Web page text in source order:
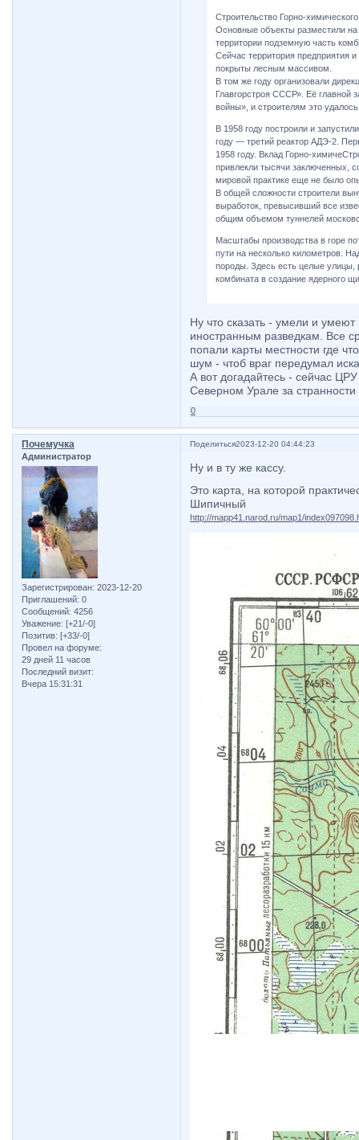
Строительство Горно-
Основные объекты разместили
территории подземную часть
Сейчас территория предприятия
покрыты лесным массивом.
В том же году организовали
Главгорстроя СССР». Её главной
войны», и строителям это
В 1958 году построили и
году — третий реактор АДЭ-2.
1958 году. Вклад Горно-
привлекли тысячи заключенных,
мировой практике еще не было
В общей сложности строители
выработок, превысивший все
общим объемом туннелей
Масштабы производства в горе
пути на несколько километров.
породы. Здесь есть целые улицы,
комбината в создание ядерного
Ну что сказать - умели и
иностранным разведкам. Все
попали карты местности где
шум - чтоб враг передумал
А вот догадайтесь - сейчас
Северном Урале за
0
Поделиться2023-12-20 04:44:23
Почемучка
Администратор
Зарегистрирован: 2023-12-20
Приглашений: 0
Сообщений: 4256
Уважение: [+21/-0]
Позитив: [+33/-0]
Провел на форуме:
29 дней 11 часов
Последний визит:
Вчера 15:31:31
Ну и в ту же кассу.
Это карта, на которой
Шипичный
http://mapp41.narod.ru/map1/